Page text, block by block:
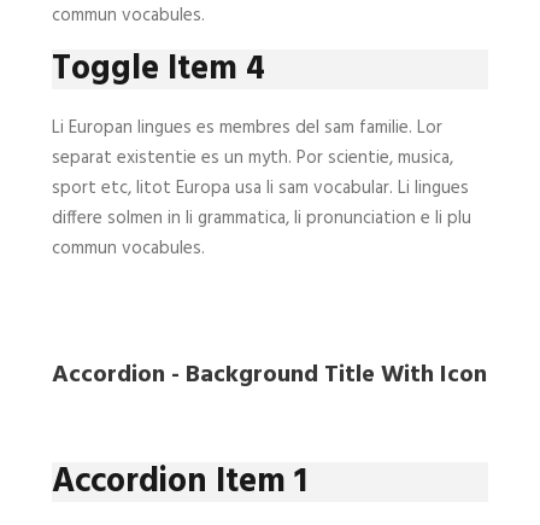
commun vocabules.
Toggle Item 4
Li Europan lingues es membres del sam familie. Lor
separat existentie es un myth. Por scientie, musica,
sport etc, litot Europa usa li sam vocabular. Li lingues
differe solmen in li grammatica, li pronunciation e li plu
commun vocabules.
Accordion - Background Title With Icon
Accordion Item 1